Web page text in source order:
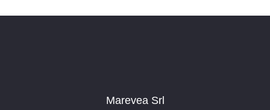
Marevea Srl